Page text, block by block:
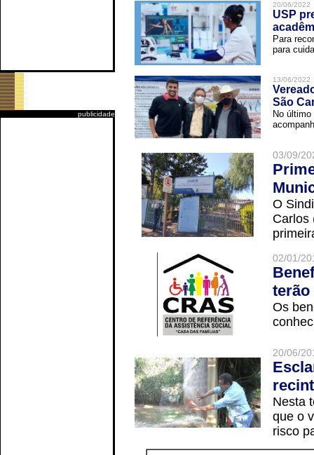
publicidade
20/06/2022
USP
Para
para
13/06/2022
São
No
03/09/
O
Carlos
02/01/
terão
Os
20/06/
Nesta
que o
risco